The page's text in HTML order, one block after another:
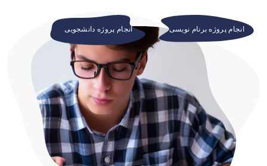
انجام پروژه برنام نویسی انجام پروژه دانشجویی